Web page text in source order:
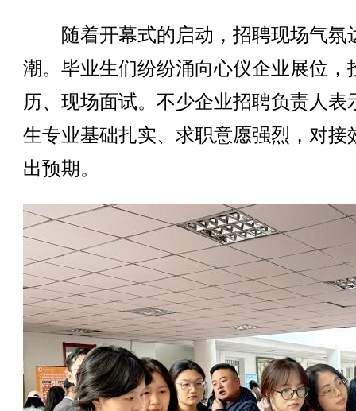
随着开幕式的启动，招聘现场气氛
潮。毕业生们纷纷涌向心仪企业展位，
历、现场面试。不少企业招聘负责人表
生专业基础扎实、求职意愿强烈，对接
出预期。